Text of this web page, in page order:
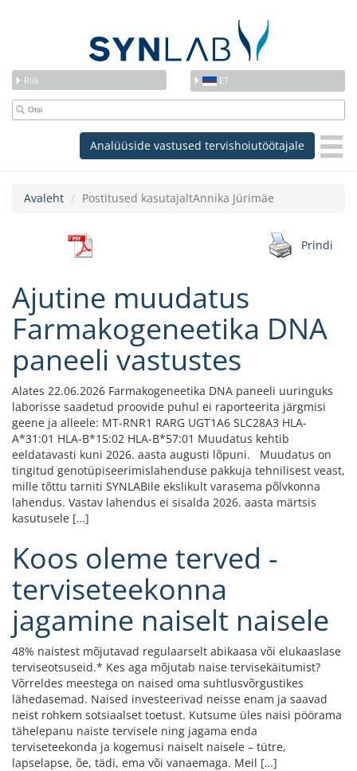
Riik ET
Analüüside vastused tervishoiutöötajale
Avaleht Postitused kasutajaltAnnika Jürimäe
Prindi
Ajutine muudatus
Farmakogeneetika DNA
paneeli vastustes
Alates 22.06.2026 Farmakogeneetika DNA paneeli uuringuks
laborisse saadetud proovide puhul ei raporteerita järgmisi
geene ja alleele: MT-RNR1 RARG UGT1A6 SLC28A3 HLA-
A*31:01 HLA-B*15:02 HLA-B*57:01 Muudatus kehtib
eeldatavasti kuni 2026. aasta augusti lõpuni. Muudatus on
tingitud genotüpiseerimislahenduse pakkuja tehnilisest veast,
mille tõttu tarniti SYNLABile ekslikult varasema põlvkonna
lahendus. Vastav lahendus ei sisalda 2026. aasta märtsis
kasutusele […]
Koos oleme terved -
terviseteekonna
jagamine naiselt naisele
48% naistest mõjutavad regulaarselt abikaasa või elukaaslase
terviseotsuseid.* Kes aga mõjutab naise tervisekäitumist?
Võrreldes meestega on naised oma suhtlusvõrgustikes
lähedasemad. Naised investeerivad neisse enam ja saavad
neist rohkem sotsiaalset toetust. Kutsume üles naisi pöörama
tähelepanu naiste tervisele ning jagama enda
terviseteekonda ja kogemusi naiselt naisele – tütre,
lapselapse, õe, tädi, ema või vanaemaga. Meil […]